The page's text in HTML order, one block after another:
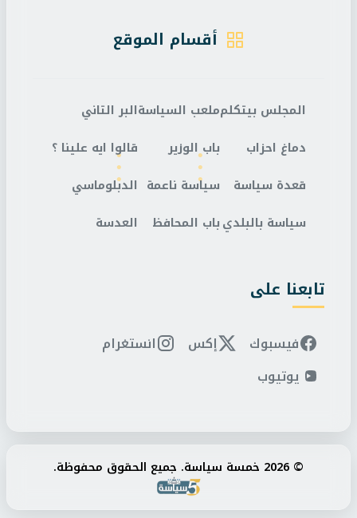
أقسام الموقع
المجلس بيتكلم
دماغ احزاب
قعدة سياسة
سياسة بالبلدي
ملعب السياسة
باب الوزير
سياسة ناعمة
باب المحافظ
البر التاني
قالوا ايه علينا ؟
الدبلوماسي
العدسة
تابعنا على
فيسبوك إكس
انستغرام
يوتيوب
© 2026 خمسة سياسة. جميع الحقوق محفوظة.